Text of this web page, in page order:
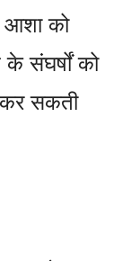
आशा को
संघर्षों को
सकती